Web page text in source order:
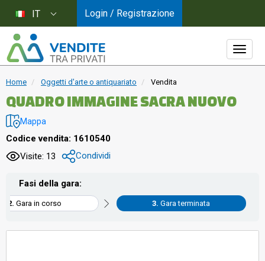
Home Oggetti d'arte o antiquariato Vendita
QUADRO IMMAGINE SACRA NUOVO
Mappa
Codice vendita: 1610540
Visite: 13
Condividi
Fasi della gara:
Gara in corso Gara terminata
IT Login / Registrazione